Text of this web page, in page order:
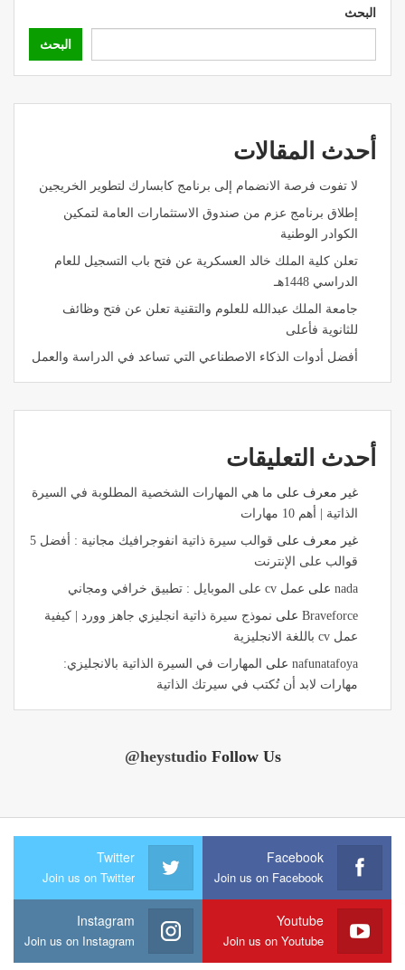
البحث
البحث
أحدث المقالات
لا تفوت فرصة الانضمام إلى برنامج كابسارك لتطوير الخريجين
إطلاق برنامج عزم من صندوق الاستثمارات العامة لتمكين
الكوادر الوطنية
تعلن كلية الملك خالد العسكرية عن فتح باب التسجيل للعام
الدراسي 1448هـ
جامعة الملك عبدالله للعلوم والتقنية تعلن عن فتح وظائف
للثانوية فأعلى
أفضل أدوات الذكاء الاصطناعي التي تساعد في الدراسة والعمل
أحدث التعليقات
غير معرف على ما هي المهارات الشخصية المطلوبة في السيرة
الذاتية | أهم 10 مهارات
غير معرف على
قوالب سيرة ذاتية انفوجرافيك مجانية : أفضل 5
قوالب على الإنترنت
nada على عمل cv على الموبايل : تطبيق خرافي ومجاني
Braveforce على نموذج سيرة ذاتية انجليزي جاهز وورد | كيفية
عمل cv باللغة الانجليزية
nafunatafoya على
المهارات في السيرة الذاتية بالانجليزي:
مهارات لابد أن تُكتب في سيرتك الذاتية
Follow Us
@heystudio
Facebook
Join us on Facebook
Twitter
Join us on Twitter
Youtube
Join us on Youtube
Instagram
Join us on Instagram